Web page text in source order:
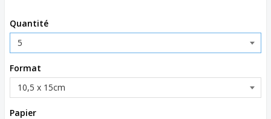
Quantité
Format
Papier